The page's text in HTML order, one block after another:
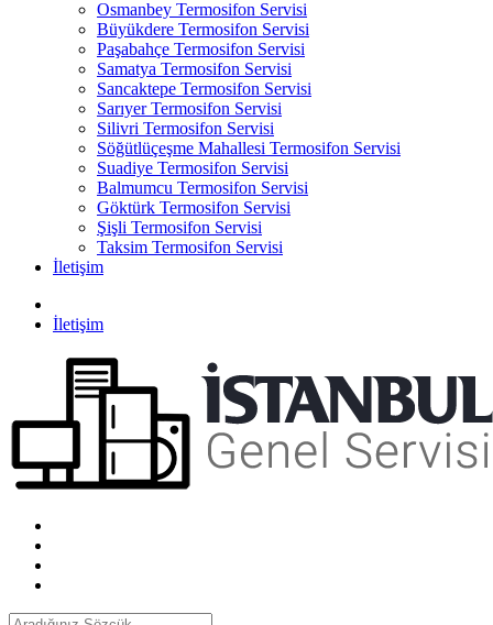
Osmanbey Termosifon Servisi
Büyükdere Termosifon Servisi
Paşabahçe Termosifon Servisi
Samatya Termosifon Servisi
Sancaktepe Termosifon Servisi
Sarıyer Termosifon Servisi
Silivri Termosifon Servisi
Söğütlüçeşme Mahallesi Termosifon Servisi
Suadiye Termosifon Servisi
Balmumcu Termosifon Servisi
Göktürk Termosifon Servisi
Şişli Termosifon Servisi
Taksim Termosifon Servisi
İletişim
İletişim